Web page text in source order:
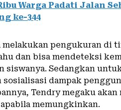
Warga Padati Jalan
ke-344
pengukuran di
dan bisa mendeteksi
siswanya. Sedangkan
sosialisasi dampak
Tendry megaku
memungkinkan.